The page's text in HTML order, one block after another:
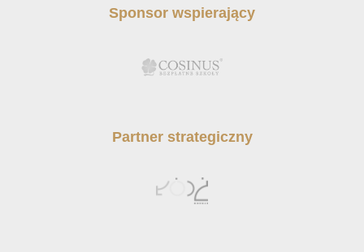
Sponsor wspierający
Partner strategiczny